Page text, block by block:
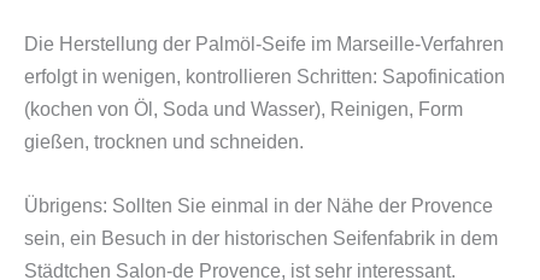
Die Herstellung der Palmöl-Seife im Marseille-Verfahren
erfolgt in wenigen, kontrollieren Schritten: Sapofinication
(kochen von Öl, Soda und Wasser), Reinigen, Form
gießen, trocknen und schneiden.
Übrigens: Sollten Sie einmal in der Nähe der Provence
sein, ein Besuch in der historischen Seifenfabrik in dem
Städtchen Salon-de Provence, ist sehr interessant.